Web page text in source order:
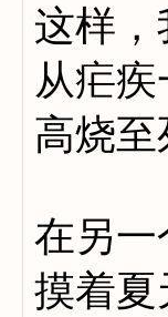
这样，
从疟
高烧
在另一
摸着夏